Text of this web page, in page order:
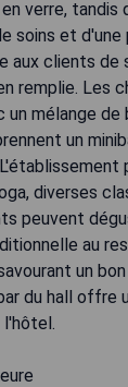
verre, tandis
soins et d'une
aux clients de
remplie. Les
un mélange de
un
diverses
peuvent
au
un
du hall offre
l'hôtel.